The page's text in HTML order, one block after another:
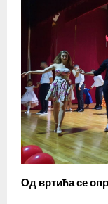
Од вртића се